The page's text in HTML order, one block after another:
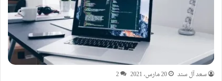
سعد آل سند 20 مارس، 2021 2